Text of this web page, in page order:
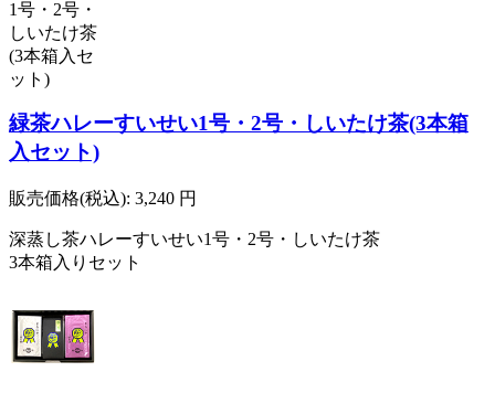
緑茶ハレーすいせい1号・2号・しいたけ茶(3本箱
入セット)
販売価格(税込): 3,240 円
深蒸し茶ハレーすいせい1号・2号・しいたけ茶
3本箱入りセット